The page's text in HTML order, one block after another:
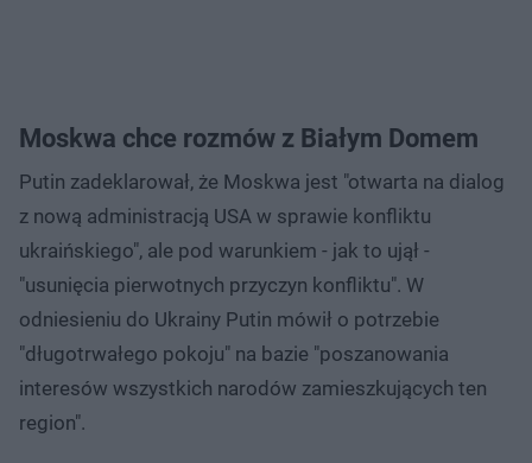
Moskwa chce rozmów z Białym Domem
Putin zadeklarował, że Moskwa jest "otwarta na dialog
z nową administracją USA w sprawie konfliktu
ukraińskiego", ale pod warunkiem - jak to ujął -
"usunięcia pierwotnych przyczyn konfliktu". W
odniesieniu do Ukrainy Putin mówił o potrzebie
"długotrwałego pokoju" na bazie "poszanowania
interesów wszystkich narodów zamieszkujących ten
region".